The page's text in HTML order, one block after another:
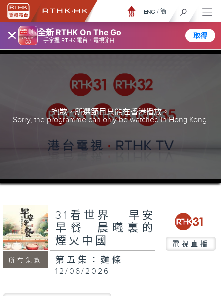
× 全新 RTHK On The Go
一手掌握 RTHK 電台、電視節目
取得
ENG / 簡
抱歉，所選節目只能在香港播放。
Sorry, the programme can only be watched in Hong Kong.
所有集數
31看世界 - 早安
早餐: 晨曦裏的
煙火中國
電視直播
第五集：麵條
12/06/2026